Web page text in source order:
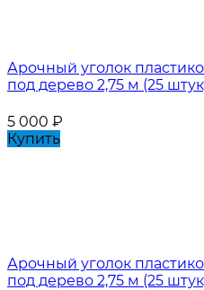
Арочный уголок
под дерево 2,75 м (25
5 000 ₽
Купить
Арочный уголок
под дерево 2,75 м (25